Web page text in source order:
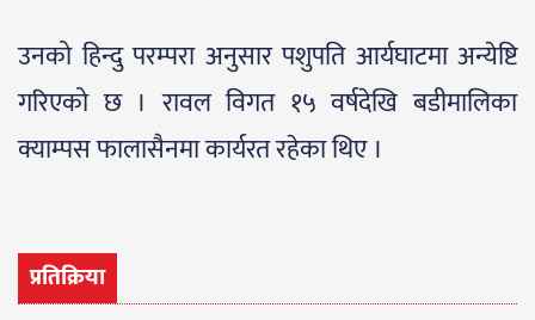
उनको हिन्दु परम्परा अनुसार पशुपति आर्यघाटमा अन्येष्टि
गरिएको छ । रावल विगत १५ वर्षदेखि बडीमालिका
क्याम्पस फालासैनमा कार्यरत रहेका थिए ।
प्रतिक्रिया